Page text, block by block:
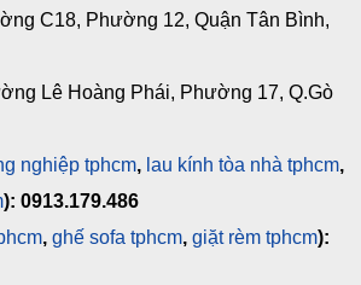
C18, Phường 12, Quận Tân Bình,
Lê Hoàng Phái, Phường 17, Q.Gò
nghiệp tphcm, lau kính tòa nhà tphcm,
): 0913.179.486
, ghế sofa tphcm, giặt rèm tphcm):